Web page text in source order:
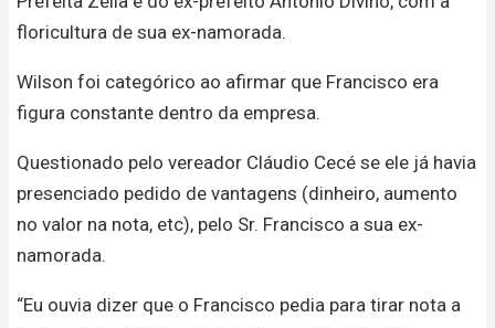
floricultura de sua ex-namorada.
Wilson foi categórico ao afirmar que Francisco era
figura constante dentro da empresa.
Questionado pelo vereador Cláudio Cecé se ele já havia
presenciado pedido de vantagens (dinheiro, aumento
no valor na nota, etc), pelo Sr. Francisco a sua ex-
namorada.
“Eu ouvia dizer que o Francisco pedia para tirar nota a